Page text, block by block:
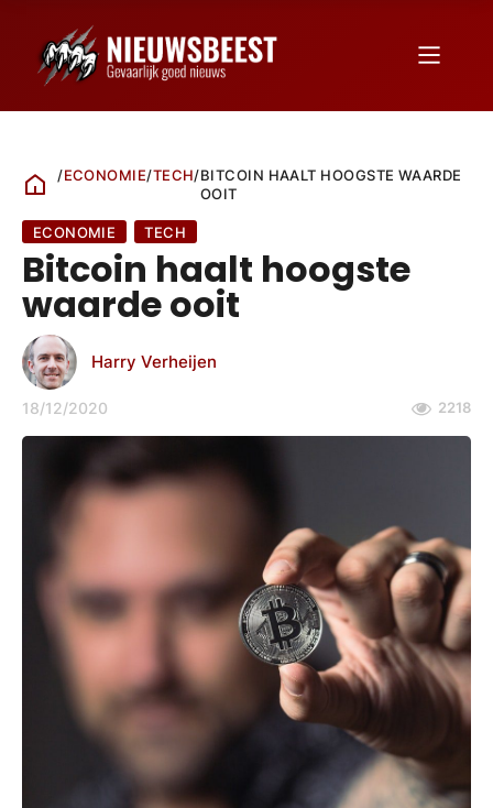
/ECONOMIE/TECH/BITCOIN HAALT HOOGSTE WAARDE
OOIT
ECONOMIE TECH
Bitcoin haalt hoogste
waarde ooit
Harry Verheijen
18/12/2020 2218